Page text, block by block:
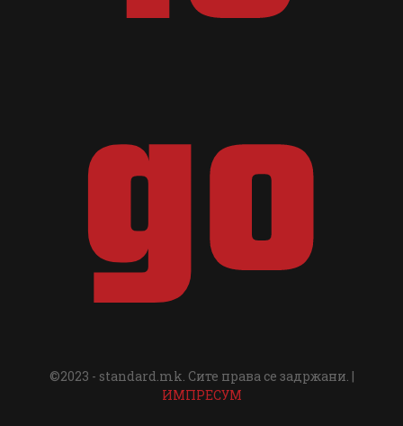
©2023 - standard.mk. Сите права се задржани. |
ИМПРЕСУМ